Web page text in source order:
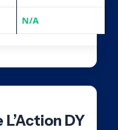
N/A
DY